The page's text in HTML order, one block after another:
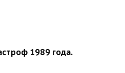
1989 года.